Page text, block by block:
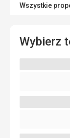
Wszystkie
Wybierz